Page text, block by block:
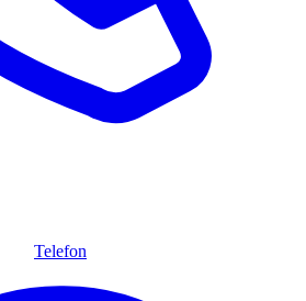
Telefon